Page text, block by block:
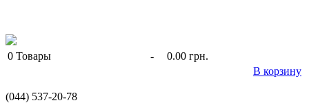
0 Товары -
0.00 грн.
В корзину
(044) 537-20-78